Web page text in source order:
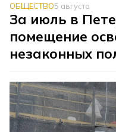
ОБЩЕСТВО5 августа
За июль в
помещение
незаконных